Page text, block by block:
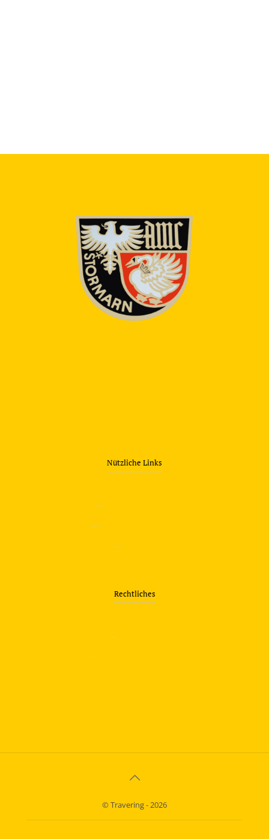
Nützliche Links
—
—
—
Rechtliches
—
—
© Travering - 2026